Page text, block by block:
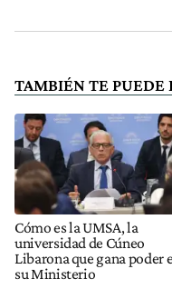
TAMBIÉN TE PUEDE
Cómo es la UMSA, la
universidad de Cúneo
Libarona que gana poder
su Ministerio